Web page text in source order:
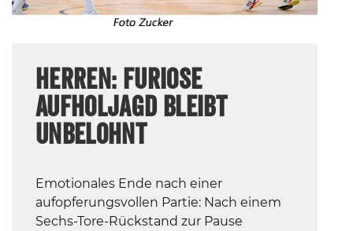
HERREN: FURIOSE
AUFHOLJAGD BLEIBT
UNBELOHNT
Emotionales Ende nach einer
aufopferungsvollen Partie: Nach einem
Sechs-Tore-Rückstand zur Pause